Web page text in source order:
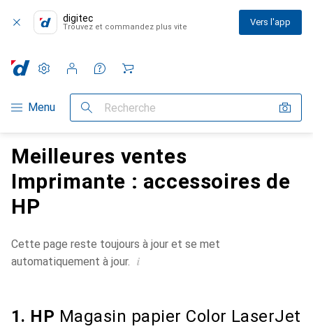
digitec
Trouvez et commandez plus vite Vers l'app
Navigation par catégorie
Menu Recherche
Paramètres
Compte client
Listes de comparaison
Listes d'envies
Panier
Meilleures ventes
Imprimante : accessoires de
HP
Cette page reste toujours à jour et se met
automatiquement à jour. i
1. HP Magasin papier Color LaserJet